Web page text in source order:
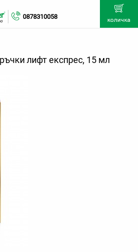
0878310058 количка
лифт експрес, 15 мл